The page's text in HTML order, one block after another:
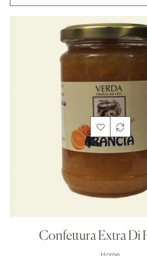
Confettura Extra Di